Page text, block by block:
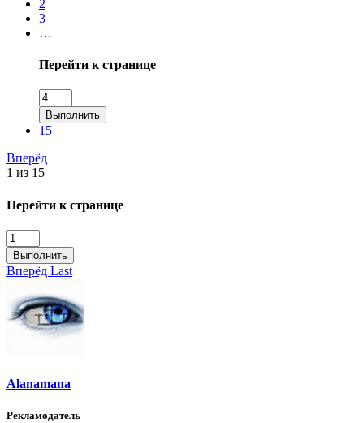
2
3
…
Перейти к странице
Выполнить
15
Вперёд
1 из 15
Перейти к странице
Выполнить
Вперёд Last
Alanamana
Рекламодатель